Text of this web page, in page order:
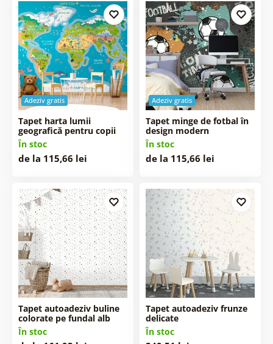
Adeziv gratis
Tapet harta lumii
geografică pentru copii
În stoc
de la 115,66 lei
Adeziv gratis
Tapet minge de fotbal în
design modern
În stoc
de la 115,66 lei
Tapet autoadeziv buline
colorate pe fundal alb
În stoc
Tapet autoadeziv frunze
delicate
În stoc